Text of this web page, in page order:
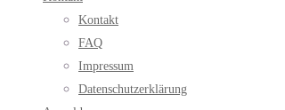
Kontakt
FAQ
Impressum
Datenschutzerklärung